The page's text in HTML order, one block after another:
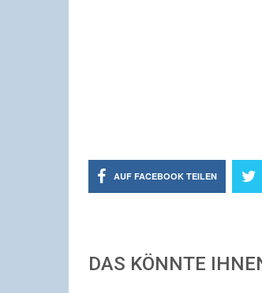
AUF FACEBOOK TEILEN
DAS KÖNNTE